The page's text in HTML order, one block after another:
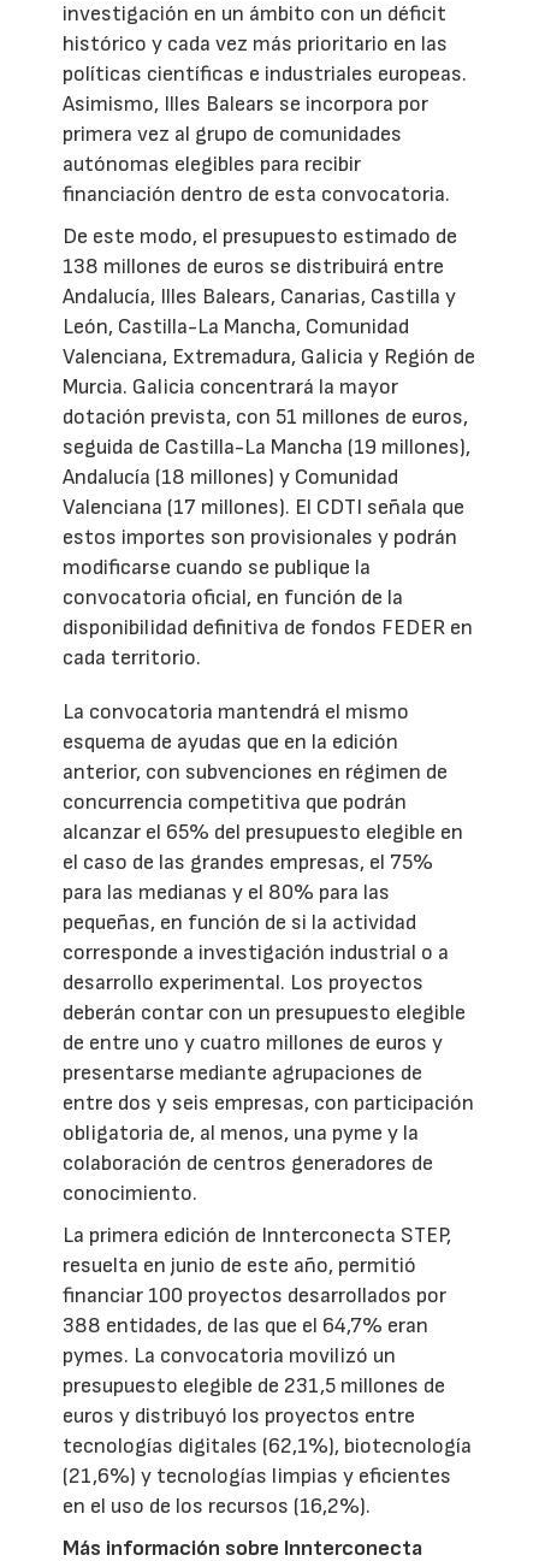
investigación en un ámbito con un déficit
histórico y cada vez más prioritario en las
políticas científicas e industriales europeas.
Asimismo, Illes Balears se incorpora por
primera vez al grupo de comunidades
autónomas elegibles para recibir
financiación dentro de esta convocatoria.
De este modo, el presupuesto estimado de
138 millones de euros se distribuirá entre
Andalucía, Illes Balears, Canarias, Castilla y
León, Castilla-La Mancha, Comunidad
Valenciana, Extremadura, Galicia y Región de
Murcia. Galicia concentrará la mayor
dotación prevista, con 51 millones de euros,
seguida de Castilla-La Mancha (19 millones),
Andalucía (18 millones) y Comunidad
Valenciana (17 millones). El CDTI señala que
estos importes son provisionales y podrán
modificarse cuando se publique la
convocatoria oficial, en función de la
disponibilidad definitiva de fondos FEDER en
cada territorio.
La convocatoria mantendrá el mismo
esquema de ayudas que en la edición
anterior, con subvenciones en régimen de
concurrencia competitiva que podrán
alcanzar el 65% del presupuesto elegible en
el caso de las grandes empresas, el 75%
para las medianas y el 80% para las
pequeñas, en función de si la actividad
corresponde a investigación industrial o a
desarrollo experimental. Los proyectos
deberán contar con un presupuesto elegible
de entre uno y cuatro millones de euros y
presentarse mediante agrupaciones de
entre dos y seis empresas, con participación
obligatoria de, al menos, una pyme y la
colaboración de centros generadores de
conocimiento.
La primera edición de Innterconecta STEP,
resuelta en junio de este año, permitió
financiar 100 proyectos desarrollados por
388 entidades, de las que el 64,7% eran
pymes. La convocatoria movilizó un
presupuesto elegible de 231,5 millones de
euros y distribuyó los proyectos entre
tecnologías digitales (62,1%), biotecnología
(21,6%) y tecnologías limpias y eficientes
en el uso de los recursos (16,2%).
Más información sobre Innterconecta